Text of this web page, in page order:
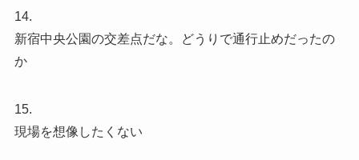
14.
新宿中央公園の交差点だな。どうりで通行止めだったの
か
15.
現場を想像したくない